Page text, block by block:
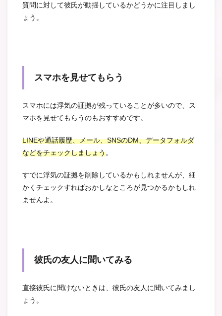
質問に対して彼氏が動揺しているかどうかに注目しまし
ょう。
スマホを見せてもらう
スマホには浮気の証拠が残っていることが多いので、ス
マホを見せてもらうのもおすすめです。
LINEや通話履歴、メール、SNSのDM、データフォルダ
などをチェックしましょう。
すでに浮気の証拠を削除しているかもしれませんが、細
かくチェックすればおかしなところが見つかるかもしれ
ませんよ。
彼氏の友人に聞いてみる
直接彼氏に聞けないときは、彼氏の友人に聞いてみまし
ょう。